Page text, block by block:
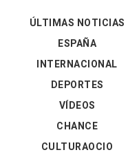
ÚLTIMAS NOTICIAS
ESPAÑA
INTERNACIONAL
DEPORTES
VÍDEOS
CHANCE
CULTURAOCIO